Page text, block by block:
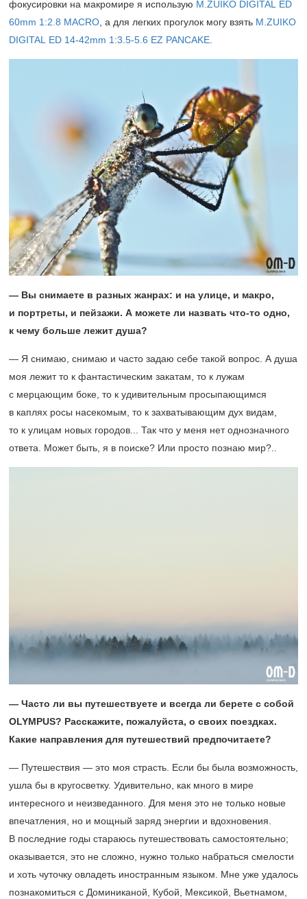
фокусировки на макромире я использую M.ZUIKO DIGITAL ED
60mm 1:2.8 MACRO , а для легких прогулок могу взять M.ZUIKO
DIGITAL ED 14‑42mm 1:3.5‑5.6 EZ PANCAKE
— Вы снимаете в разных жанрах: и на улице, и макро,
и портреты, и пейзажи. А можете ли назвать что-то одно,
к чему больше лежит душа?
— Я снимаю, снимаю и часто задаю себе такой вопрос. А душа
моя лежит то к фантастическим закатам, то к лужам
с мерцающим боке, то к удивительным просыпающимся
в каплях росы насекомым, то к захватывающим дух видам,
то к улицам новых городов... Так что у меня нет однозначного
ответа. Может быть, я в поиске? Или просто познаю мир?..
— Часто ли вы путешествуете и всегда ли берете с собой
OLYMPUS? Расскажите, пожалуйста, о своих поездках.
Какие направления для путешествий предпочитаете?
— Путешествия — это моя страсть. Если бы была возможность,
ушла бы в кругосветку. Удивительно, как много в мире
интересного и неизведанного. Для меня это не только новые
впечатления, но и мощный заряд энергии и вдохновения.
В последние годы стараюсь путешествовать самостоятельно;
оказывается, это не сложно, нужно только набраться смелости
и хоть чуточку овладеть иностранным языком. Мне уже удалось
познакомиться с Доминиканой, Кубой, Мексикой, Вьетнамом,